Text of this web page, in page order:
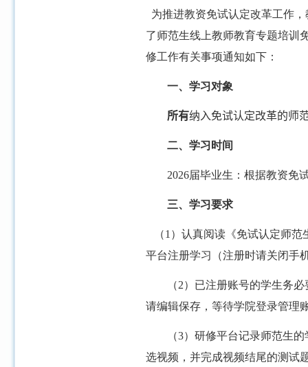
为推进教资免试认定改革工作
了师范生线上教师教育专题培训
修工作有关事项通知如下：
一、学习对象
所有纳入免试认定改革的师
二、学习时间
2026届毕业生：根据教资免
三、学习要求
（1 ）认真阅读《免试认定师
平台注册学习（注册时请关闭手
（2）已注册账号的学生务
请编辑保存，等待学院登录管理
（3）研修平台记录师范生
选视频，并完成视频结尾的测试